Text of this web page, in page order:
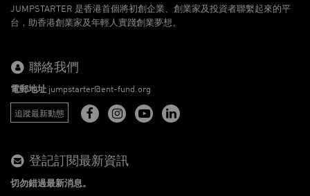
JUMPSTARTER 是香港首個將初創企業、創業家及投資者聯繫起來的平
台，助香港創業家及年輕人實踐創業夢想。
聯絡我們
電郵地址 jumpstarter@ent-fund.org
追蹤最新動態
登記訂閱最新資訊
切勿錯過最新消息。